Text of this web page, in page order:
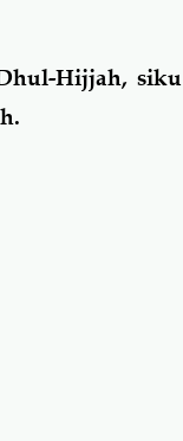
Hijjah, siku